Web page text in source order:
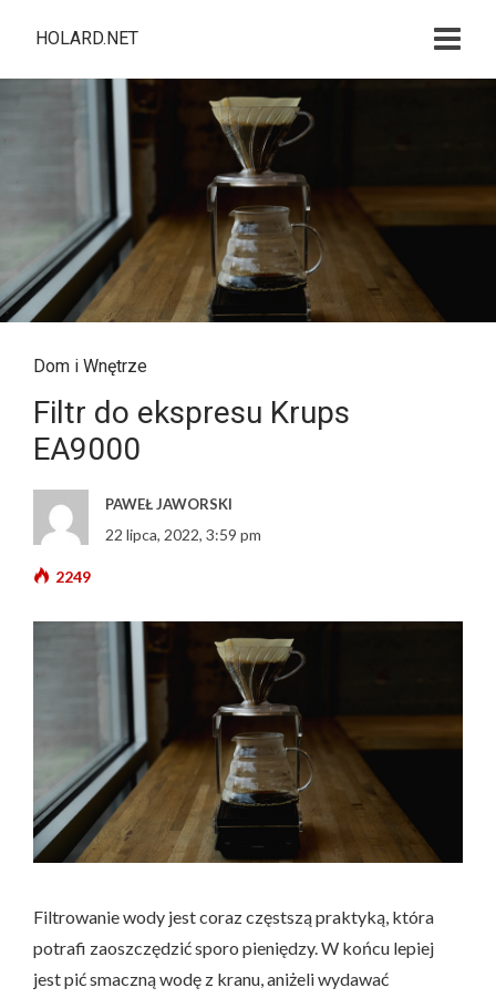
HOLARD.NET
Dom i Wnętrze
Filtr do ekspresu Krups
EA9000
PAWEŁ JAWORSKI
22 lipca, 2022, 3:59 pm
2249
Filtrowanie wody jest coraz częstszą praktyką, która
potrafi zaoszczędzić sporo pieniędzy. W końcu lepiej
jest pić smaczną wodę z kranu, aniżeli wydawać